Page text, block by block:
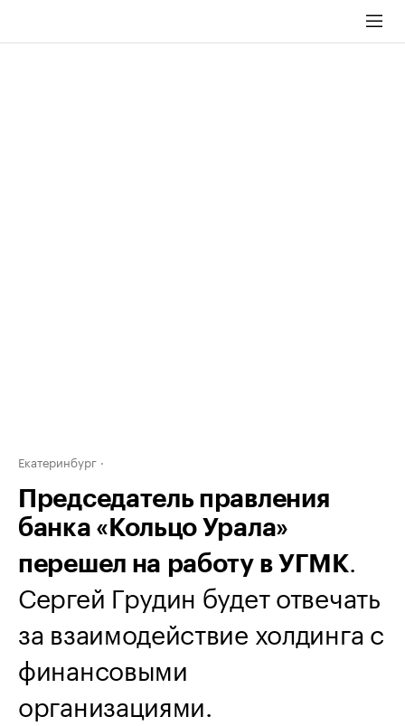
Екатеринбург
Председатель правления
банка «Кольцо Урала»
перешел на работу в УГМК.
Сергей Грудин будет отвечать
за взаимодействие холдинга с
финансовыми
организациями.